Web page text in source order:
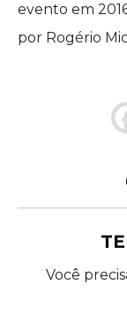
evento em
por Rogério
Você